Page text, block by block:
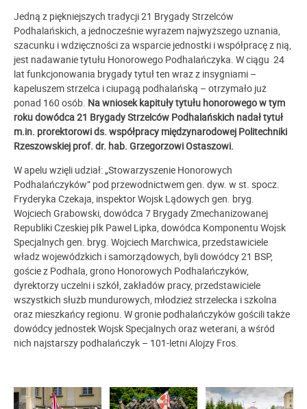
Jedną z piękniejszych tradycji 21 Brygady Strzelców
Podhalańskich, a jednocześnie wyrazem najwyższego uznania,
szacunku i wdzięczności za wsparcie jednostki i współpracę z nią,
jest nadawanie tytułu Honorowego Podhalańczyka. W ciągu 24
lat funkcjonowania brygady tytuł ten wraz z insygniami –
kapeluszem strzelca i ciupagą podhalańską – otrzymało już
ponad 160 osób. Na wniosek kapituły tytułu honorowego w tym
roku dowódca 21 Brygady Strzelców Podhalańskich nadał tytuł
m.in. prorektorowi ds. współpracy międzynarodowej Politechniki
Rzeszowskiej prof. dr. hab. Grzegorzowi Ostaszowi.
W apelu wzięli udział: „Stowarzyszenie Honorowych
Podhalańczyków” pod przewodnictwem gen. dyw. w st. spocz.
Fryderyka Czekaja, inspektor Wojsk Lądowych gen. bryg.
Wojciech Grabowski, dowódca 7 Brygady Zmechanizowanej
Republiki Czeskiej płk Pawel Lipka, dowódca Komponentu Wojsk
Specjalnych gen. bryg. Wojciech Marchwica, przedstawiciele
władz wojewódzkich i samorządowych, byli dowódcy 21 BSP,
goście z Podhala, grono Honorowych Podhalańczyków,
dyrektorzy uczelni i szkół, zakładów pracy, przedstawiciele
wszystkich służb mundurowych, młodzież strzelecka i szkolna
oraz mieszkańcy regionu. W gronie podhalańczyków gościli także
dowódcy jednostek Wojsk Specjalnych oraz weterani, a wśród
nich najstarszy podhalańczyk – 101-letni Alojzy Fros.